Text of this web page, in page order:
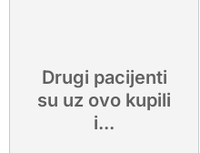
Drugi pacijenti
su uz ovo kupili
i...